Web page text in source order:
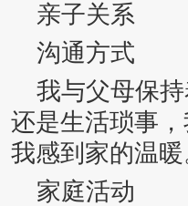
亲子关系
沟通方式
我与父母保
还是生活琐事
我感到家的温暖
家庭活动